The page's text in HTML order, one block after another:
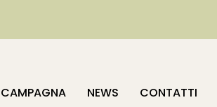
CAMPAGNA NEWS CONTATTI